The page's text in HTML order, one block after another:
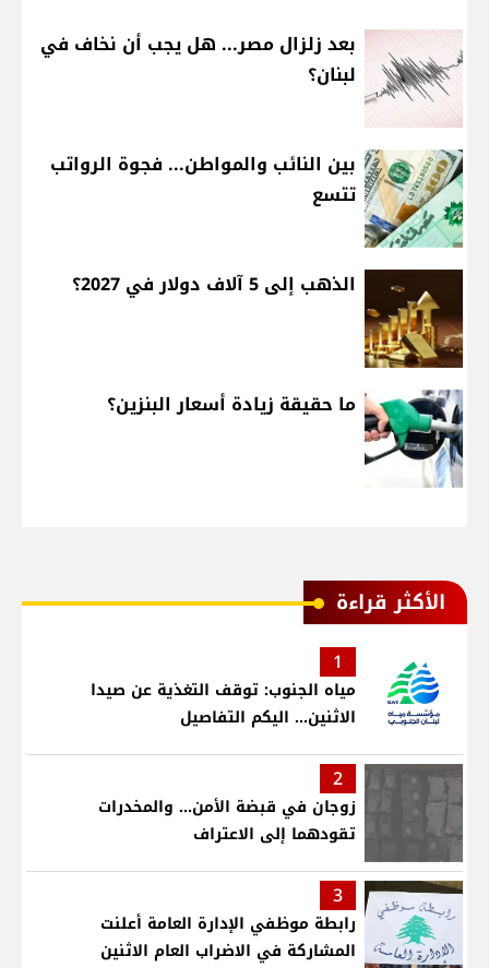
بعد زلزال مصر... هل يجب أن نخاف في
لبنان؟
بين النائب والمواطن... فجوة الرواتب
تتسع
الذهب إلى 5 آلاف دولار في 2027؟
ما حقيقة زيادة أسعار البنزين؟
الأكثر قراءة
1
مياه الجنوب: توقف التغذية عن صيدا
الاثنين... اليكم التفاصيل
2
زوجان في قبضة الأمن... والمخدرات
تقودهما إلى الاعتراف
3
رابطة موظفي الإدارة العامة أعلنت
المشاركة في الاضراب العام الاثنين